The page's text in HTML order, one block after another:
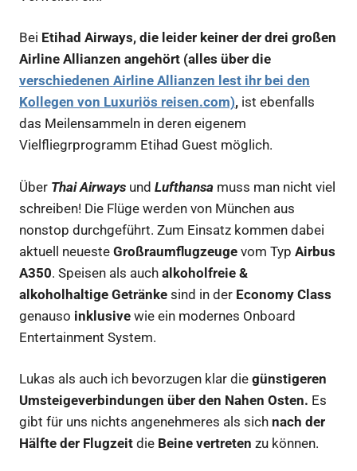
Bei Etihad Airways, die leider keiner der drei großen
Airline Allianzen angehört (alles über die
verschiedenen Airline Allianzen lest ihr bei den
Kollegen von Luxuriös reisen.com), ist ebenfalls
das Meilensammeln in deren eigenem
Vielfliegrprogramm Etihad Guest möglich.
Über Thai Airways und Lufthansa muss man nicht viel
schreiben! Die Flüge werden von München aus
nonstop durchgeführt. Zum Einsatz kommen dabei
aktuell neueste Großraumflugzeuge vom Typ Airbus
A350. Speisen als auch alkoholfreie &
alkoholhaltige Getränke sind in der Economy Class
genauso inklusive wie ein modernes Onboard
Entertainment System.
Lukas als auch ich bevorzugen klar die günstigeren
Umsteigeverbindungen über den Nahen Osten. Es
gibt für uns nichts angenehmeres als sich nach der
Hälfte der Flugzeit die Beine vertreten zu können.